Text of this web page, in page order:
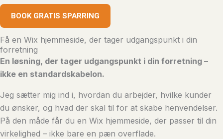
BOOK GRATIS SPARRING
Få en Wix hjemmeside, der tager udgangspunkt i din
forretning
En løsning, der tager udgangspunkt i din forretning –
ikke en standardskabelon.
Jeg sætter mig ind i, hvordan du arbejder, hvilke kunder
du ønsker, og hvad der skal til for at skabe henvendelser.
På den måde får du en Wix hjemmeside, der passer til din
virkelighed – ikke bare en pæn overflade.